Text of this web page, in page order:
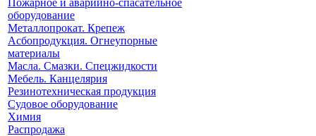
Пожарное и аварийно-спасательное
оборудование
Металлопрокат. Крепеж
Асбопродукция. Огнеупорные
материалы
Масла. Смазки. Спецжидкости
Мебель. Канцелярия
Резинотехническая продукция
Судовое оборудование
Химия
Распродажа